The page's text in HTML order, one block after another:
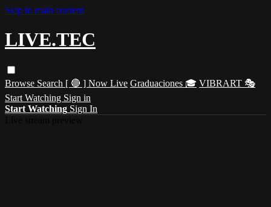
Skip to main content
LIVE.TEC
Browse Search [ 🔴 ] Now Live Graduaciones 🎓 VIBRART 🎭
Start Watching Sign in
Start Watching Sign In